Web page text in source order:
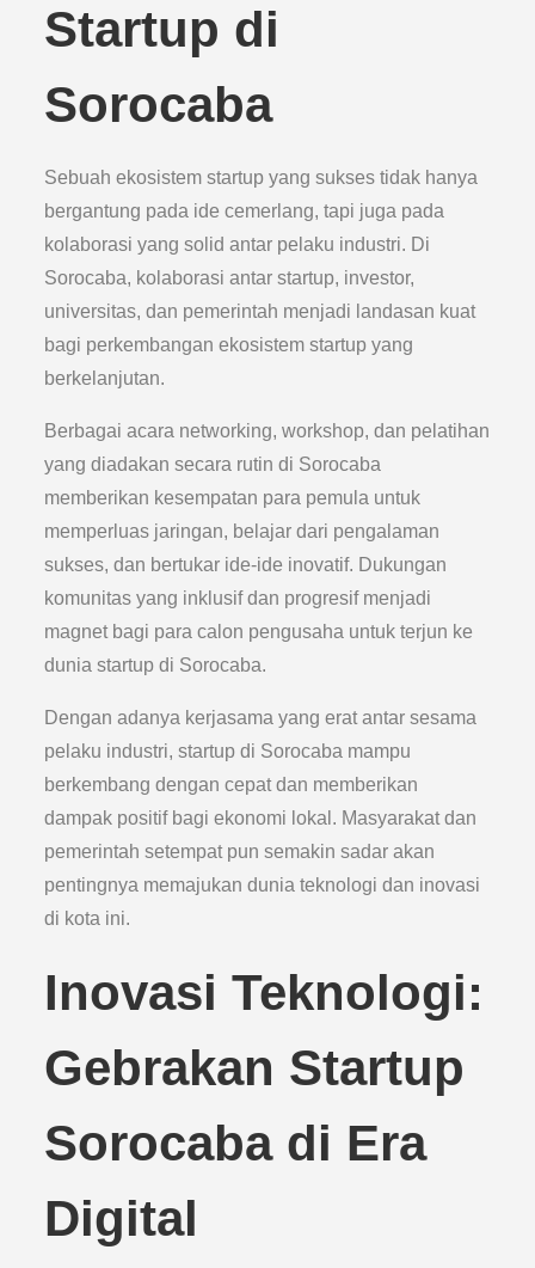
Startup di
Sorocaba
Sebuah ekosistem startup yang sukses tidak hanya
bergantung pada ide cemerlang, tapi juga pada
kolaborasi yang solid antar pelaku industri. Di
Sorocaba, kolaborasi antar startup, investor,
universitas, dan pemerintah menjadi landasan kuat
bagi perkembangan ekosistem startup yang
berkelanjutan.
Berbagai acara networking, workshop, dan pelatihan
yang diadakan secara rutin di Sorocaba
memberikan kesempatan para pemula untuk
memperluas jaringan, belajar dari pengalaman
sukses, dan bertukar ide-ide inovatif. Dukungan
komunitas yang inklusif dan progresif menjadi
magnet bagi para calon pengusaha untuk terjun ke
dunia startup di Sorocaba.
Dengan adanya kerjasama yang erat antar sesama
pelaku industri, startup di Sorocaba mampu
berkembang dengan cepat dan memberikan
dampak positif bagi ekonomi lokal. Masyarakat dan
pemerintah setempat pun semakin sadar akan
pentingnya memajukan dunia teknologi dan inovasi
di kota ini.
Inovasi Teknologi:
Gebrakan Startup
Sorocaba di Era
Digital